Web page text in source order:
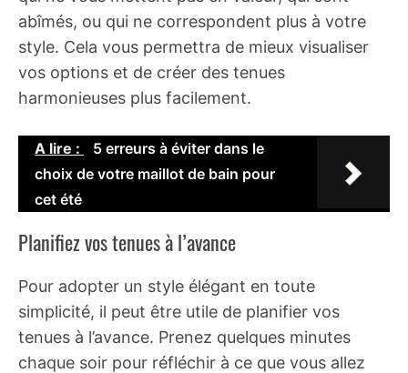
abîmés, ou qui ne correspondent plus à votre
style. Cela vous permettra de mieux visualiser
vos options et de créer des tenues
harmonieuses plus facilement.
A lire :
5 erreurs à éviter dans le
choix de votre maillot de bain pour
cet été
Planifiez vos tenues à l’avance
Pour adopter un style élégant en toute
simplicité, il peut être utile de planifier vos
tenues à l’avance. Prenez quelques minutes
chaque soir pour réfléchir à ce que vous allez